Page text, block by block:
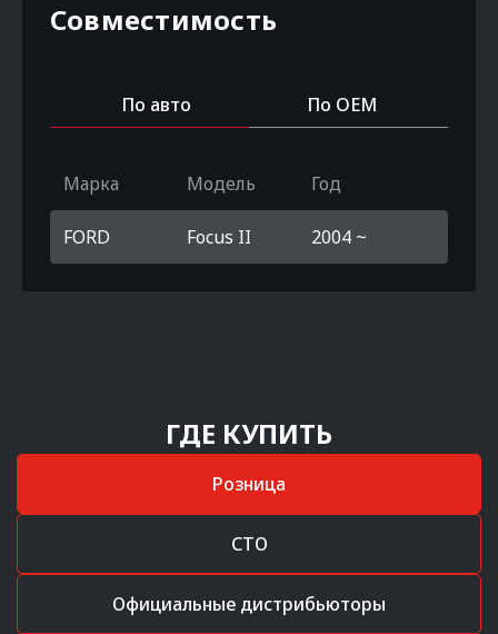
Совместимость
По авто По OEM
Марка Модель Год
FORD Focus II 2004 ~
ГДЕ КУПИТЬ
Розница
СТО
Официальные дистрибьюторы